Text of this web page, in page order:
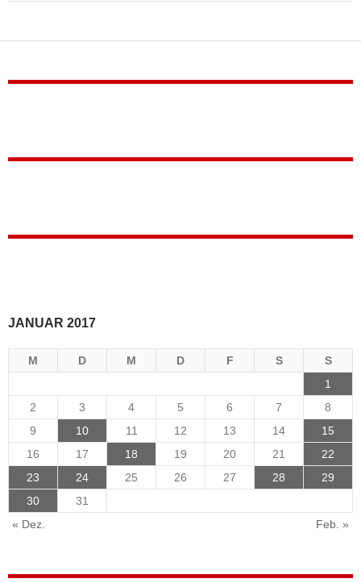
JANUAR 2017
M D M D F S
S
1
2
3 4 5 6 7
8
9
10 11 12 13 14
15
16
17 18 19 20 21
22
23
24 25 26 27 28
29
30
31
« Dez.
Feb. »